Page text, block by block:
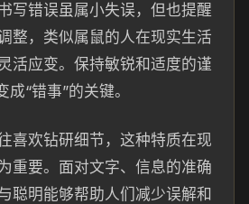
写错误虽属小失误，但也提醒
整，类似属鼠的人在现实生活
活应变。保持敏锐和适度的谨
“错事”的关键。
喜欢钻研细节，这种特质在现
重要。面对文字、信息的准确
聪明能够帮助人们减少误解和